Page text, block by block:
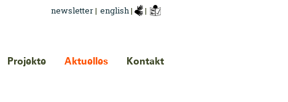
Projekte Aktuelles Kontakt
newsletter| english| |